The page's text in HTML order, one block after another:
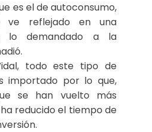
es el de autoconsumo,
ve reflejado en una
lo demandado a la
todo este tipo de
importado por lo que,
se han vuelto más
reducido el tiempo de